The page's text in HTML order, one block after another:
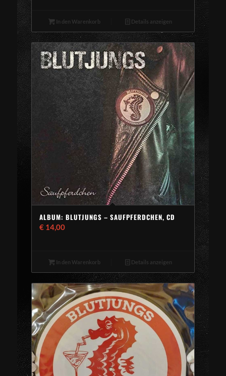
In den Warenkorb Details anzeigen
ALBUM: BLUTJUNGS – SAUFPFERDCHEN, CD
€ 14,00
In den Warenkorb Details anzeigen